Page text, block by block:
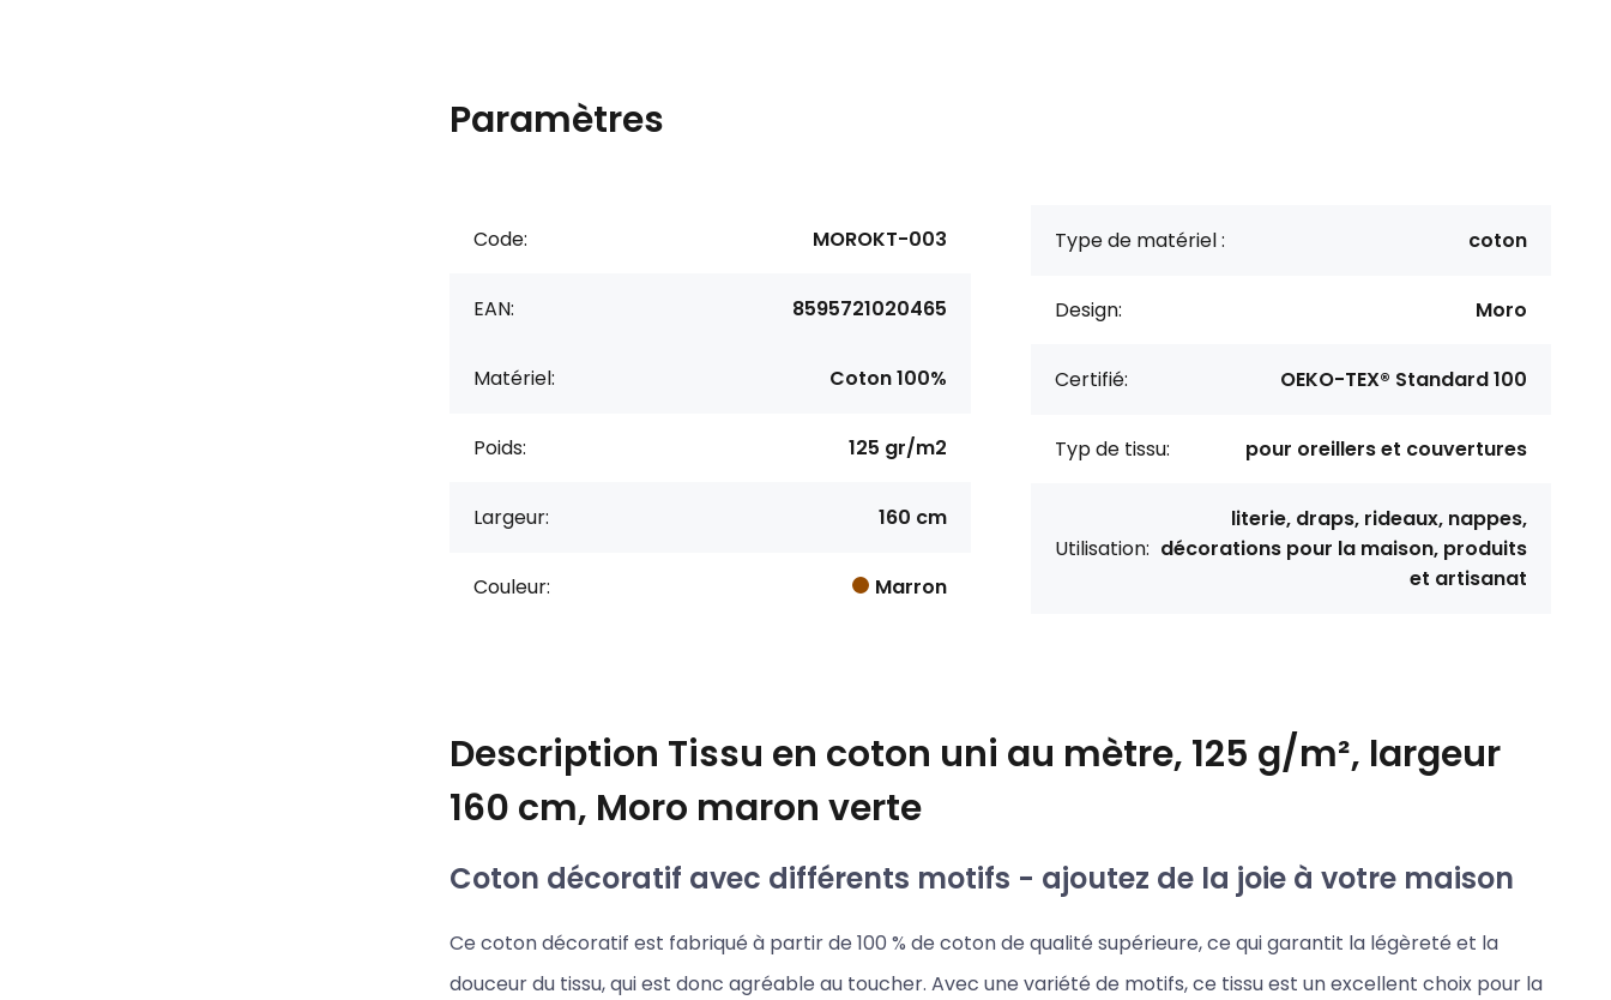
Paramètres
Code: MOROKT-003
EAN: 8595721020465
Matériel: Coton 100%
Poids: 125 gr/m2
Largeur: 160 cm
Couleur: Marron
Type de matériel : coton
Design: Moro
Certifié: OEKO-TEX® Standard 100
Typ de tissu: pour oreillers et couvertures
Utilisation:
literie, draps, rideaux, nappes,
décorations pour la maison, produits
et artisanat
Description Tissu en coton uni au mètre, 125 g/m², largeur
160 cm, Moro maron verte
Coton décoratif avec différents motifs - ajoutez de la joie à votre maison
Ce coton décoratif est fabriqué à partir de 100 % de coton de qualité supérieure, ce qui garantit la légèreté et la
douceur du tissu, qui est donc agréable au toucher. Avec une variété de motifs, ce tissu est un excellent choix pour la